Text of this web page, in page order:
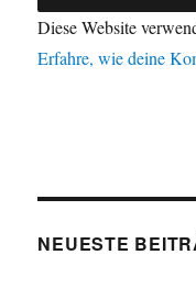
Diese Website
Erfahre, wie deine
NEUESTE